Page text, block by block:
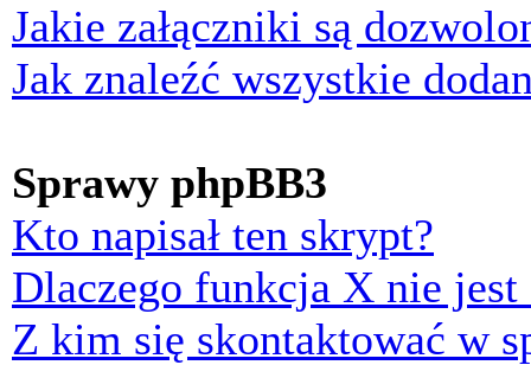
Jakie załączniki są
Jak znaleźć wszystkie
Sprawy phpBB3
Kto napisał ten skrypt?
Dlaczego funkcja X nie jest
Z kim się skontaktować w